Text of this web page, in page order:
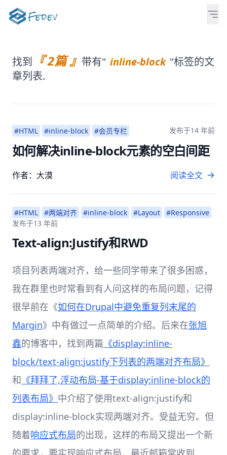
找到 『 2篇 』 带有" inline-block "标签的文
章列表.
#HTML #inline-block #会员专栏 发布于14 年前
如何解决inline-block元素的空白间距
作者：大漠 阅读全文
#HTML #两端对齐 #inline-block #Layout
#Responsive
发布于13 年前
Text-align:Justify和RWD
项目列表两端对齐，给一些同学带来了很多困惑，
我在群里也时常看到有人问这样的布局问题，记得
很早前在《如何在Drupal中避免重复列末尾的
Margin》中有做过一点简单的介绍。后来在张旭
鑫的博客中，找到两篇 《display:inline-
block/text-align:justify下列表的两端对齐布局》
和 《拜拜了,浮动布局-基于display:inline-block的
列表布局》 中介绍了使用text-align:justify和
display:inline-block实现两端对齐。受益无穷。但
随着响应式布局的出现，这样的布局又提出一个新